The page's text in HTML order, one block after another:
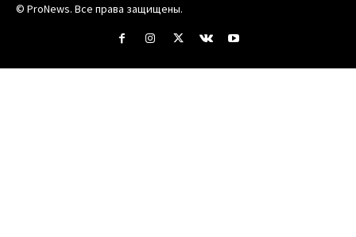
© ProNews. Все права защищены.